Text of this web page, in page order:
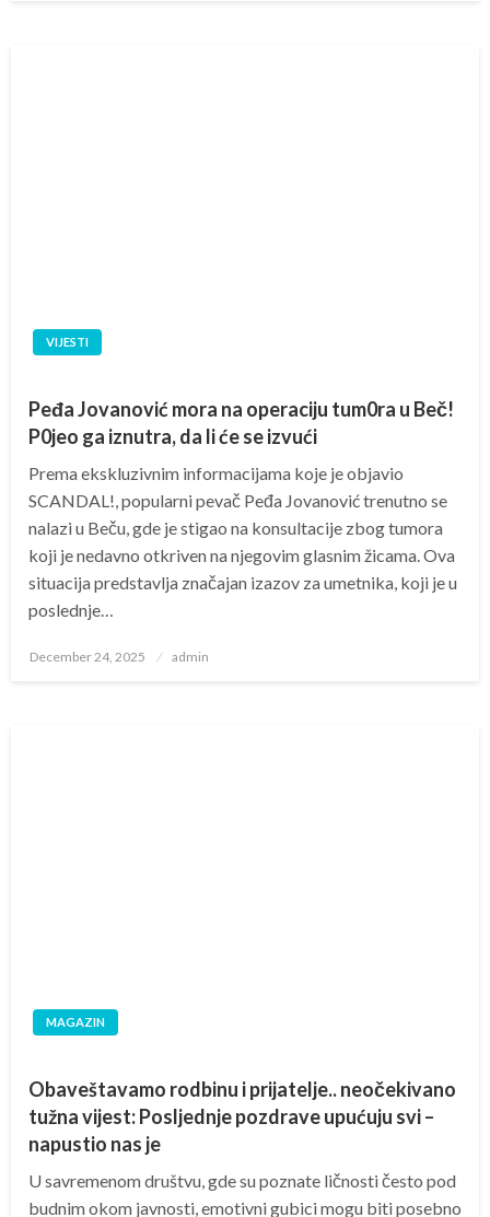
VIJESTI
Peđa Jovanović mora na operaciju tum0ra u Beč!
P0jeo ga iznutra, da li će se izvući
Prema ekskluzivnim informacijama koje je objavio
SCANDAL!, popularni pevač Peđa Jovanović trenutno se
nalazi u Beču, gde je stigao na konsultacije zbog tumora
koji je nedavno otkriven na njegovim glasnim žicama. Ova
situacija predstavlja značajan izazov za umetnika, koji je u
poslednje…
Posted
December 24, 2025 admin
MAGAZIN
Obaveštavamo rodbinu i prijatelje.. neočekivano
tužna vijest: Posljednje pozdrave upućuju svi –
napustio nas je
U savremenom društvu, gde su poznate ličnosti često pod
budnim okom javnosti, emotivni gubici mogu biti posebno